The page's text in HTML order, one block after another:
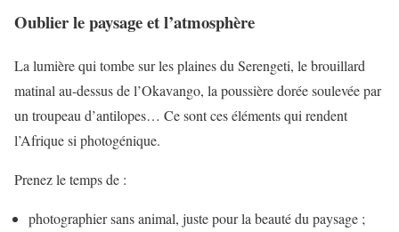
Oublier le paysage et l’atmosphère
La lumière qui tombe sur les plaines du Serengeti, le brouillard
matinal au-dessus de l’Okavango, la poussière dorée soulevée par
un troupeau d’antilopes… Ce sont ces éléments qui rendent
l’Afrique si photogénique.
Prenez le temps de :
photographier sans animal, juste pour la beauté du paysage ;